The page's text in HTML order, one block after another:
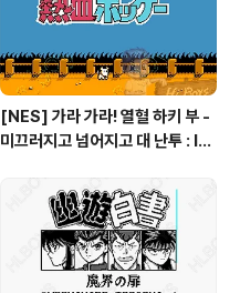
[NES] 가라 가라! 열혈 하키 부 -
미끄러지고 넘어지고 대 난투 : Ik
- Subette Koronde Dai Ran
tou, いけいけ熱血ホッケー部
すべってころんで大乱闘